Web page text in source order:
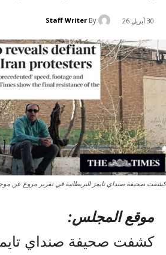
30 أبريل 26 By
Staff Writer
كشفت صحيفة صنداي تايمز البريطانية في تقرير مروع عن
موقع المجلس:
كشفت صحيفة صنداي تايمز